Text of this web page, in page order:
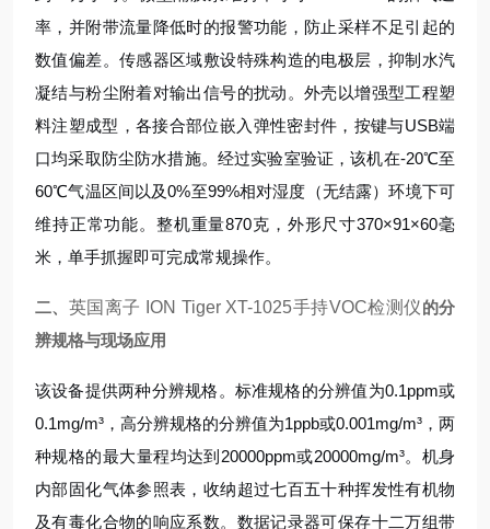
率，并附带流量降低时的报警功能，防止采样不足引起的
数值偏差。传感器区域敷设特殊构造的电极层，抑制水汽
凝结与粉尘附着对输出信号的扰动。外壳以增强型工程塑
料注塑成型，各接合部位嵌入弹性密封件，按键与USB端
口均采取防尘防水措施。经过实验室验证，该机在-20℃至
60℃气温区间以及0%至99%相对湿度（无结露）环境下可
维持正常功能。整机重量870克，外形尺寸370×91×60毫
米，单手抓握即可完成常规操作。
二、 英国离子 ION Tiger XT-1025手持VOC检测仪的分
辨规格与现场应用
该设备提供两种分辨规格。标准规格的分辨值为0.1ppm或
0.1mg/m³，高分辨规格的分辨值为1ppb或0.001mg/m³，两
种规格的最大量程均达到20000ppm或20000mg/m³。机身
内部固化气体参照表，收纳超过七百五十种挥发性有机物
及有毒化合物的响应系数。数据记录器可保存十二万组带